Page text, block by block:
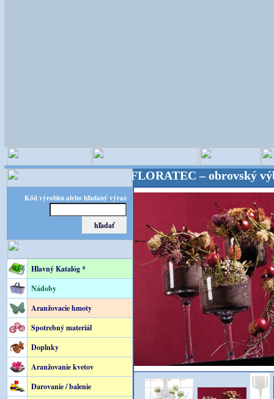
Kód výrobku alebo hľadaný výraz
Hlavný Katalóg *
Nádoby
Aranžovacie hmoty
Spotrebný materiál
Doplnky
Aranžovanie kvetov
Darovanie / balenie
potreby! FLORATEC – obrovský výber –